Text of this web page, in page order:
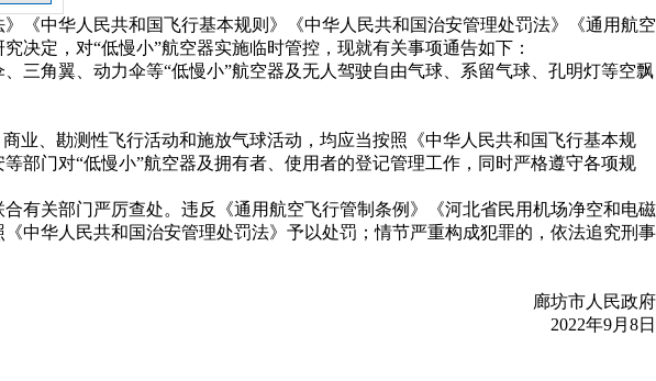
《中华人民共和国飞行基本规则》《中华人民共和国治安管理处罚法》《通用航空
决定，对“低慢小”航空器实施临时管控，现就有关事项通告如下：
三角翼、动力伞等“低慢小”航空器及无人驾驶自由气球、系留气球、孔明灯等空飘
业、勘测性飞行活动和施放气球活动，均应当按照《中华人民共和国飞行基本规
部门对“低慢小”航空器及拥有者、使用者的登记管理工作，同时严格遵守各项规
有关部门严厉查处。违反《通用航空飞行管制条例》《河北省民用机场净空和电磁
中华人民共和国治安管理处罚法》予以处罚；情节严重构成犯罪的，依法追究刑事
廊坊市人民政府
2022年9月8日